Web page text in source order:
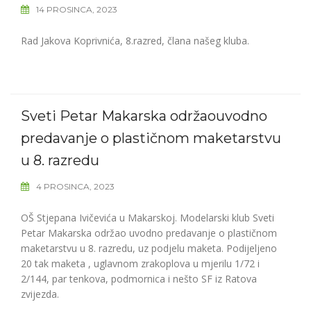
14 PROSINCA, 2023
Rad Jakova Koprivnića, 8.razred, člana našeg kluba.
Sveti Petar Makarska održaouvodno
predavanje o plastičnom maketarstvu
u 8. razredu
4 PROSINCA, 2023
OŠ Stjepana Ivičevića u Makarskoj. Modelarski klub Sveti
Petar Makarska održao uvodno predavanje o plastičnom
maketarstvu u 8. razredu, uz podjelu maketa. Podijeljeno
20 tak maketa , uglavnom zrakoplova u mjerilu 1/72 i
2/144, par tenkova, podmornica i nešto SF iz Ratova
zvijezda.